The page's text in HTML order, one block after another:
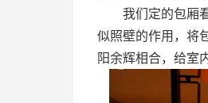
我们定的包厢
似照壁的作用，将
阳余辉相合，给室